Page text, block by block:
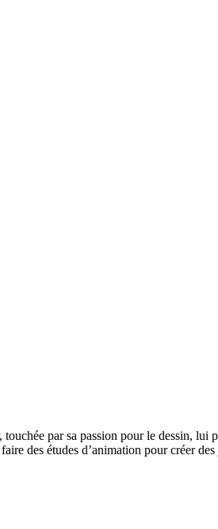
par sa passion pour le dessin,
des études d’animation pour créer